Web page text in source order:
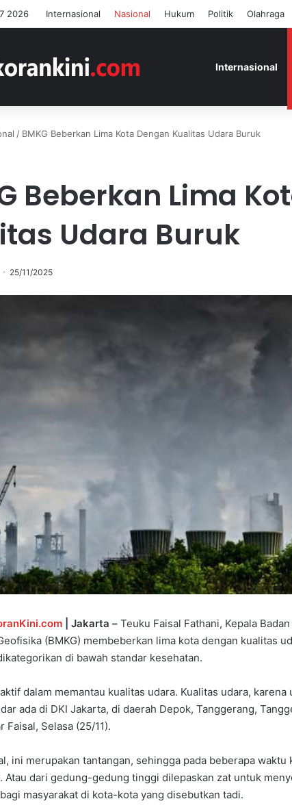
2026 Internasional Nasional Hukum Politik Olahraga
Internasional
/ BMKG Beberkan Lima Kota Dengan Kualitas Udara Buruk
Beberkan Lima
Udara Buruk
25/11/2025
| Jakarta – Teuku Faisal Fathani, Kepala
(BMKG) membeberkan lima kota dengan kualitas
di bawah standar kesehatan.
dalam memantau kualitas udara. Kualitas udara,
ada di DKI Jakarta, di daerah Depok, Tanggerang,
Faisal, Selasa (25/11).
ini merupakan tantangan, sehingga pada beberapa
Atau dari gedung-gedung tinggi dilepaskan zat untuk
masyarakat di kota-kota yang disebutkan tadi.